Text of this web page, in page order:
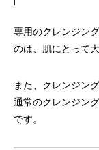
専用のクレンジン
のは、肌にとって
また、クレンジン
通常のクレンジン
です。